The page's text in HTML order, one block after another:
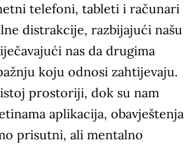
telefoni, tableti i računari
distrakcije, razbijajući našu
nas da drugima
koju odnosi zahtijevaju.
prostoriji, dok su nam
aplikacija, obavještenja
prisutni, ali mentalno